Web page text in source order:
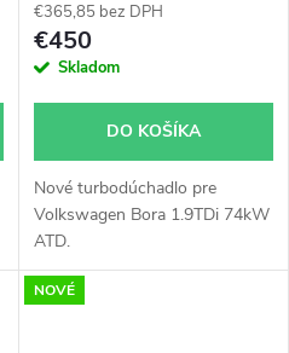
€365,85 bez DPH
€450
Skladom
DO KOŠÍKA
Nové turbodúchadlo pre
Volkswagen Bora 1.9TDi 74kW
ATD.
NOVÉ